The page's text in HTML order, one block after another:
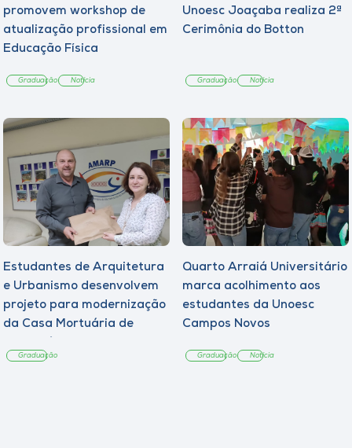
promovem workshop de
atualização profissional em
Educação Física
Graduação Notícia
Unoesc Joaçaba realiza 2ª
Cerimônia do Botton
Graduação Notícia
Estudantes de Arquitetura
e Urbanismo desenvolvem
projeto para modernização
da Casa Mortuária de
Graduação
Quarto Arraiá Universitário
marca acolhimento aos
estudantes da Unoesc
Campos Novos
Graduação Notícia